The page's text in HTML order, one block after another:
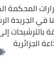
المحكمة
الجريدة
إلى
الجزائرية